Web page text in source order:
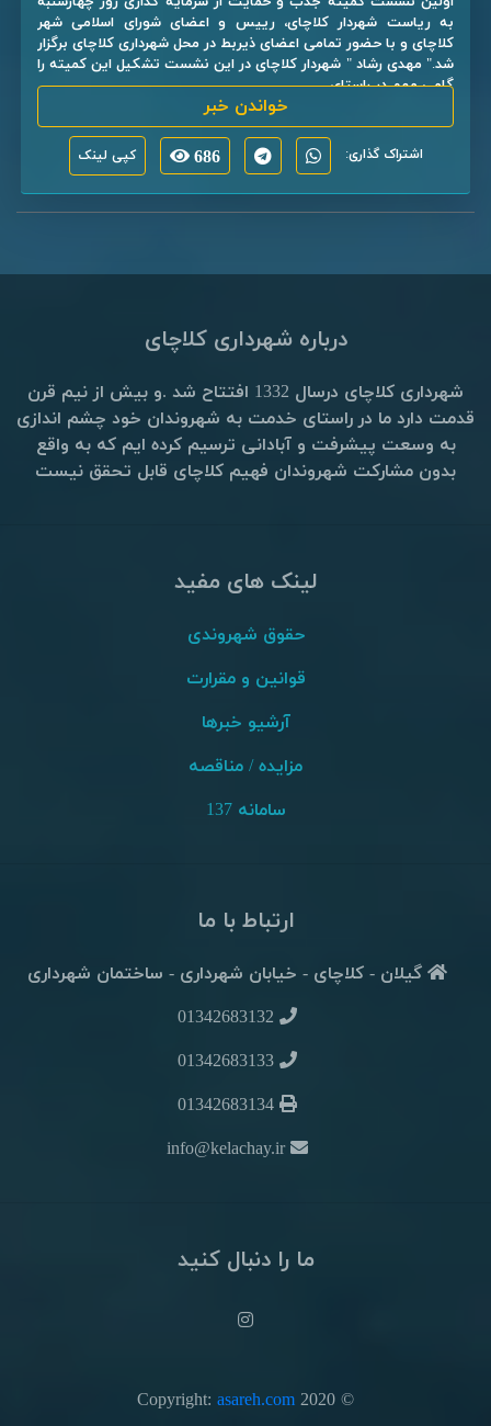
به ریاست شهردار کلاچای، رییس و اعضای شورای اسلامی شهر
کلاچای و با حضور تمامی اعضای ذیربط در محل شهرداری کلاچای برگزار
شد." مهدی رشاد " شهردار کلاچای در این نشست تشکیل این کمیته را
گامی مهم در راستای ...
خواندن خبر
اشتراک گذاری: 686 کپی لینک
درباره شهرداری کلاچای
شهرداری کلاچای درسال 1332 افتتاح شد .و بیش از نیم قرن
قدمت دارد ما در راستای خدمت به شهروندان خود چشم اندازی
به وسعت پیشرفت و آبادانی ترسیم کرده ایم که به واقع
بدون مشارکت شهروندان فهیم کلاچای قابل تحقق نیست
لینک های مفید
حقوق شهروندی
قوانین و مقرارت
آرشیو خبرها
مزایده / مناقصه
سامانه 137
ارتباط با ما
گیلان - کلاچای - خیابان شهرداری - ساختمان شهرداری
01342683133
01342683134
info@kelachay.ir
ما را دنبال کنید
© 2020 Copyright:
asareh.com